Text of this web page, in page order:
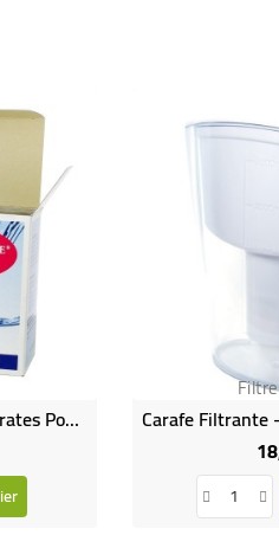
Recharges Spécifique Nitrates Pour Pichet Filtreur X5